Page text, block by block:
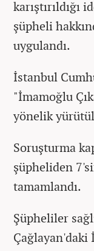
karıştırıldığı
şüpheli
uygulandı.
İstanbul
"İmamoğlu
yönelik
Soruşturma
şüpheliden
tamamlandı.
Şüpheliler
Çağlayan'daki